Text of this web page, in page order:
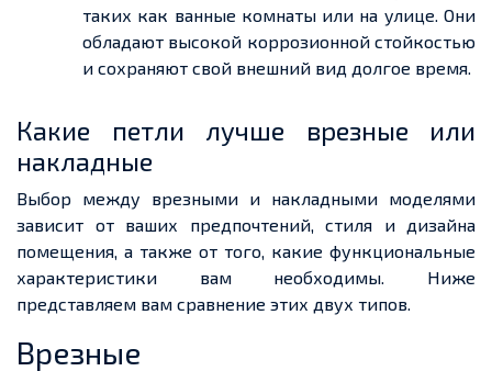
таких как ванные комнаты или на улице. Они
обладают высокой коррозионной стойкостью
и сохраняют свой внешний вид долгое время.
Какие петли лучше врезные или
накладные
Выбор между врезными и накладными моделями
зависит от ваших предпочтений, стиля и дизайна
помещения, а также от того, какие функциональные
характеристики вам необходимы. Ниже
представляем вам сравнение этих двух типов.
Врезные